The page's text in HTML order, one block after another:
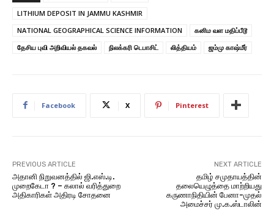
LITHIUM DEPOSIT IN JAMMU KASHMIR
NATIONAL GEOGRAPHICAL SCIENCE INFORMATION
கனிம வள மதிப்பீடூ
தேசிய புவி அறிவியல் தகவல்
நிலக்கரி டெபாசிட் லித்தியம் ஜம்மு காஷ்மீர்
Facebook X Pinterest
PREVIOUS ARTICLE
அதானி நிறுவனத்தில் ஜி.எஸ்.டி.
முறைகேடா ? – கலால் வரித்துறை
அதிகாரிகள் அதிரடி சோதனை
NEXT ARTICLE
தமிழ் சமுதாயத்தின்
தலையெழுத்தை மாற்றியது
கருணாநிதியின் பேனா-முதல்
அமைச்சர் மு.க.ஸ்டாலின்